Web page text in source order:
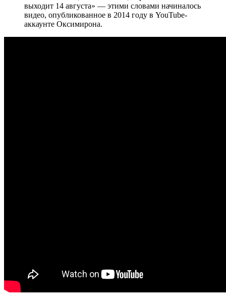
выходит 14 августа» — этими словами начиналось
видео, опубликованное в 2014 году в YouTube-
аккаунте Оксимирона.